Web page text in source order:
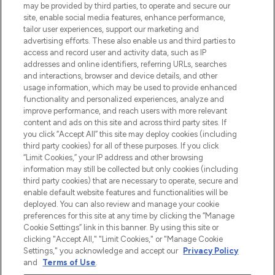
beautybestemming van Europa, met de
beste huidverzorging, haarproducten en
make-up van meer dan 200 topmerken.
Shop online of via de app, met gratis
verzending vanaf €40.
Cookie-toestemming
Do Not Sell or Share My Personal
Information
HELP & INFORMATIE
BEDRIJFSINFORMATIE
OVER LOOKFANTASTIC
may be provided by third parties, to operate and secure our
site, enable social media features, enhance performance,
tailor user experiences, support our marketing and
advertising efforts. These also enable us and third parties to
access and record user and activity data, such as IP
addresses and online identifiers, referring URLs, searches
and interactions, browser and device details, and other
usage information, which may be used to provide enhanced
functionality and personalized experiences, analyze and
improve performance, and reach users with more relevant
content and ads on this site and across third party sites. If
you click “Accept All” this site may deploy cookies (including
third party cookies) for all of these purposes. If you click
“Limit Cookies,” your IP address and other browsing
information may still be collected but only cookies (including
third party cookies) that are necessary to operate, secure and
enable default website features and functionalities will be
deployed. You can also review and manage your cookie
preferences for this site at any time by clicking the “Manage
Cookie Settings” link in this banner. By using this site or
clicking "Accept All," "Limit Cookies," or "Manage Cookie
Settings," you acknowledge and accept our Privacy Policy
and
Terms of Use.